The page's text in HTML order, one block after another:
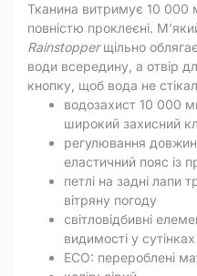
Тканина витримує 10 000
повністю проклеєні.
Rainstopperщільно
води всередину, а отвір
кнопку, щоб вода не
водозахист 10 000
широкий захисний
регулювання
еластичний пояс із
петлі на задні лапи
вітряну погоду
світловідбивні
видимості у сутінках
ECO: перероблені